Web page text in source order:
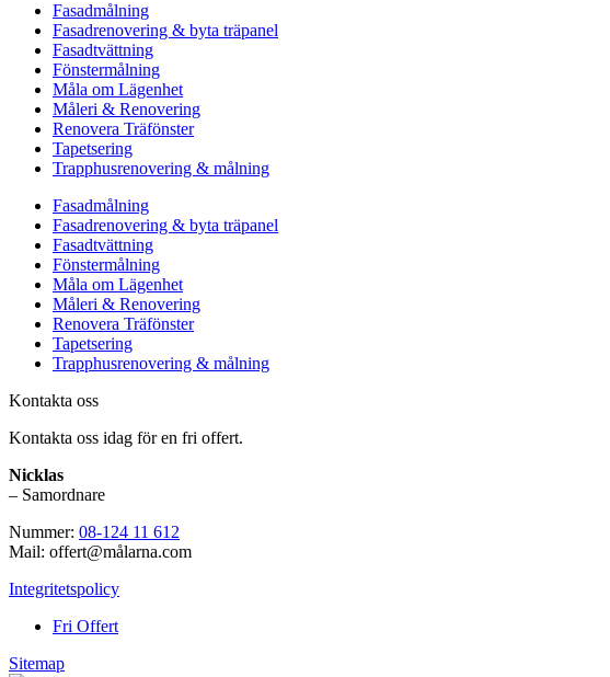
Fasadmålning
Fasadrenovering & byta träpanel
Fasadtvättning
Fönstermålning
Måla om Lägenhet
Måleri & Renovering
Renovera Träfönster
Tapetsering
Trapphusrenovering & målning
Fasadmålning
Fasadrenovering & byta träpanel
Fasadtvättning
Fönstermålning
Måla om Lägenhet
Måleri & Renovering
Renovera Träfönster
Tapetsering
Trapphusrenovering & målning
Kontakta oss
Kontakta oss idag för en fri offert.
Nicklas
– Samordnare
Nummer: 08-124 11 612
Mail: offert@målarna.com
Integritetspolicy
Fri Offert
Sitemap